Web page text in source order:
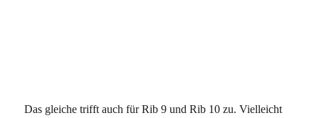
Das gleiche trifft auch für Rib 9 und Rib 10 zu. Vielleicht